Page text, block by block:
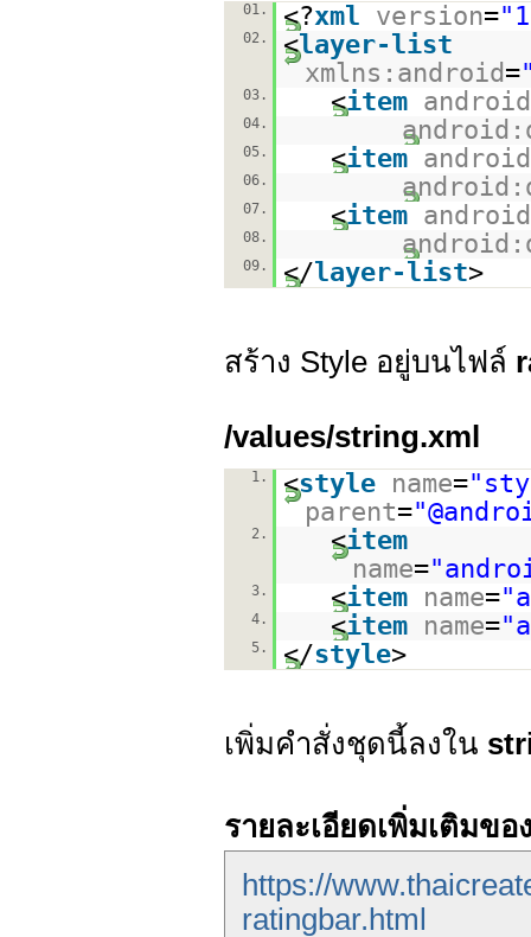
01. <?xml version=
02. <layer-list
xmlns:android=
03. <item
04.
05. <item
06.
07. <item
08.
09. </layer-list>
สร้าง Style อยู่บนไฟล์
/values/string.xml
1. <style name=
parent=
2. <item
name=
3. <item name=
4. <item name=
5. </style>
เพิ่มคำสั่งชุดนี้ลงใน
รายละเอียดเพิ่มเติมข
https://
ratingbar.html